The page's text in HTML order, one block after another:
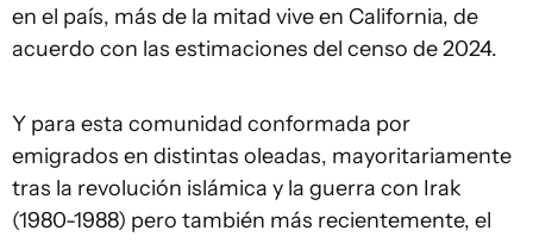
en el país, más de la mitad vive en California, de
acuerdo con las estimaciones del censo de 2024.
Y para esta comunidad conformada por
emigrados en distintas oleadas, mayoritariamente
tras la revolución islámica y la guerra con Irak
(1980-1988) pero también más recientemente, el